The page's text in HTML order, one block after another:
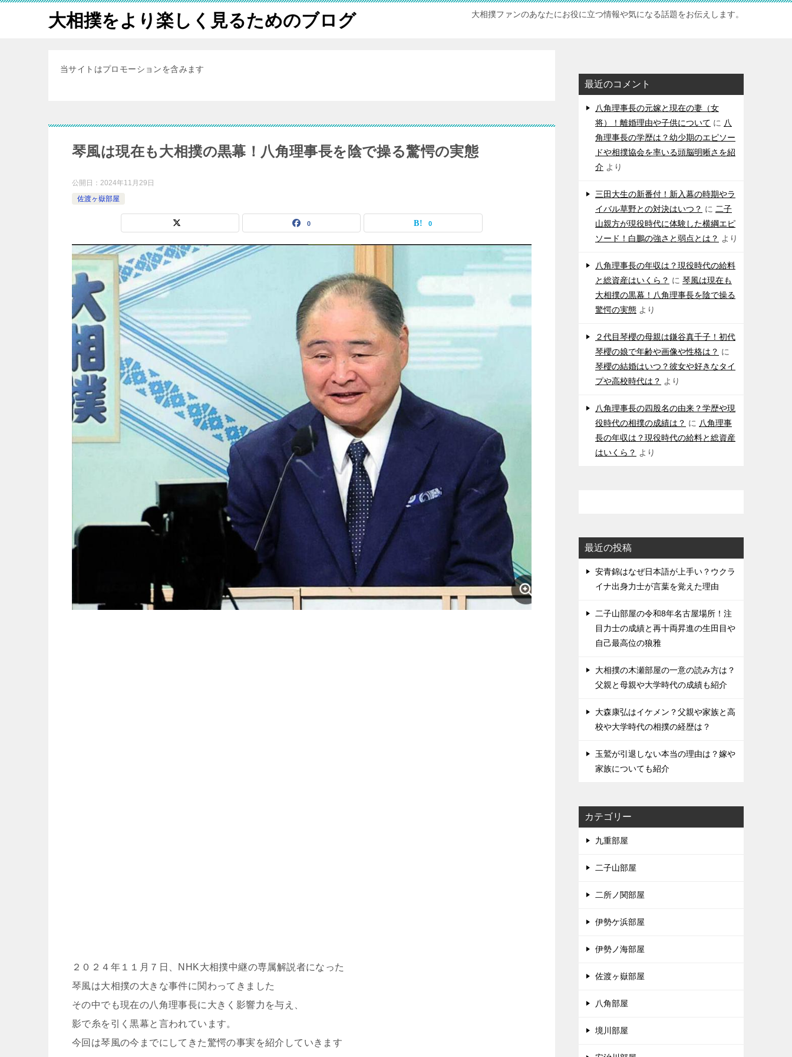
大相撲をより楽しく見るためのブログ 大相撲ファンのあなたにお役に立つ情報や気になる話題をお伝えします。
当サイトはプロモーションを含みます
琴風は現在も大相撲の黒幕！八角理事長を陰で操る驚愕の実態
公開日： 2024年11月29日
佐渡ヶ嶽部屋
0 0
２０２４年１１月７日、NHK大相撲中継の専属解説者になった
琴風は大相撲の大きな事件に関わってきました
その中でも現在の八角理事長に大きく影響力を与え、
影で糸を引く黒幕と言われています。
今回は琴風の今までにしてきた驚愕の事実を紹介していきます
最近のコメント
八角理事長の元嫁と現在の妻（女
将）！離婚理由や子供について に 八
角理事長の学歴は？幼少期のエピソー
ドや相撲協会を率いる頭脳明晰さを紹
介 より
三田大生の新番付！新入幕の時期やラ
イバル草野との対決はいつ？ に 二子
山親方が現役時代に体験した横綱エピ
ソード！白鵬の強さと弱点とは？ より
八角理事長の年収は？現役時代の給料
と総資産はいくら？ に 琴風は現在も
大相撲の黒幕！八角理事長を陰で操る
驚愕の実態 より
２代目琴櫻の母親は鎌谷真千子！初代
琴櫻の娘で年齢や画像や性格は？ に
琴櫻の結婚はいつ？彼女や好きなタイ
プや高校時代は？ より
八角理事長の四股名の由来？学歴や現
役時代の相撲の成績は？ に 八角理事
長の年収は？現役時代の給料と総資産
はいくら？ より
最近の投稿
安青錦はなぜ日本語が上手い？ウクラ
イナ出身力士が言葉を覚えた理由
二子山部屋の令和8年名古屋場所！注
目力士の成績と再十両昇進の生田目や
自己最高位の狼雅
大相撲の木瀬部屋の一意の読み方は？
父親と母親や大学時代の成績も紹介
大森康弘はイケメン？父親や家族と高
校や大学時代の相撲の経歴は？
玉鷲が引退しない本当の理由は？嫁や
家族についても紹介
カテゴリー
九重部屋
二子山部屋
二所ノ関部屋
伊勢ケ浜部屋
伊勢ノ海部屋
佐渡ヶ嶽部屋
八角部屋
境川部屋